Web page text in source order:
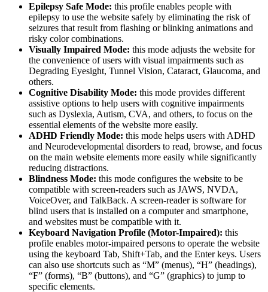
Epilepsy Safe Mode: this profile enables people with
epilepsy to use the website safely by eliminating the risk of
seizures that result from flashing or blinking animations and
risky color combinations.
Visually Impaired Mode: this mode adjusts the website for
the convenience of users with visual impairments such as
Degrading Eyesight, Tunnel Vision, Cataract, Glaucoma, and
others.
Cognitive Disability Mode: this mode provides different
assistive options to help users with cognitive impairments
such as Dyslexia, Autism, CVA, and others, to focus on the
essential elements of the website more easily.
ADHD Friendly Mode: this mode helps users with ADHD
and Neurodevelopmental disorders to read, browse, and focus
on the main website elements more easily while significantly
reducing distractions.
Blindness Mode: this mode configures the website to be
compatible with screen-readers such as JAWS, NVDA,
VoiceOver, and TalkBack. A screen-reader is software for
blind users that is installed on a computer and smartphone,
and websites must be compatible with it.
Keyboard Navigation Profile (Motor-Impaired): this
profile enables motor-impaired persons to operate the website
using the keyboard Tab, Shift+Tab, and the Enter keys. Users
can also use shortcuts such as “M” (menus), “H” (headings),
“F” (forms), “B” (buttons), and “G” (graphics) to jump to
specific elements.